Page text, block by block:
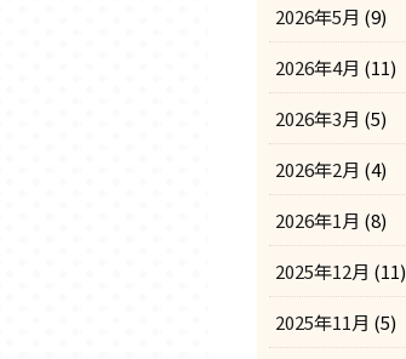
2026年5月 (9)
2026年4月 (11)
2026年3月 (5)
2026年2月 (4)
2026年1月 (8)
2025年12月 (11)
2025年11月 (5)